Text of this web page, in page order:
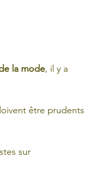
la mode, il y a
être prudents
sur